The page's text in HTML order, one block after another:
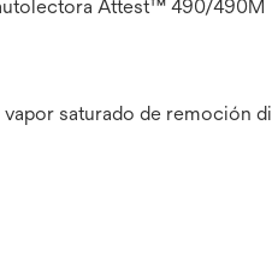
Attest™ 490/490M
saturado de remoción